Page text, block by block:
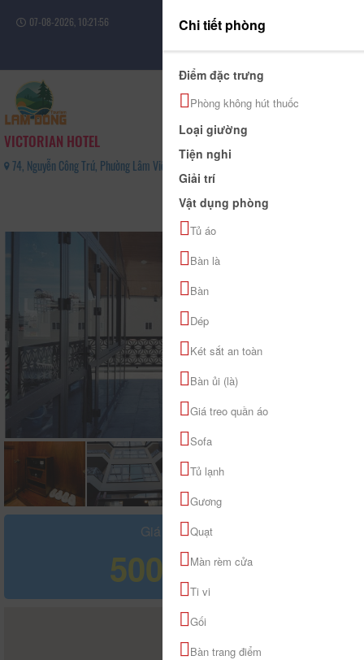
07-08-2026, 10:21:56
Đăng nhập
VICTORIAN HOTEL
74, Nguyễn Công Trứ, Phường Lâm Viên - Đà Lạt, Tỉnh Lâm Đồng - 0263 3605 605
(0 Đánh giá)
Giá tham khảo
500.000 đ
Chi tiết phòng
Điểm đặc trưng
Phòng không hút thuốc
Loại giường
Tiện nghi
Giải trí
Vật dụng phòng
Tủ áo
Bàn là
Bàn
Dép
Két sắt an toàn
Bàn ủi (là)
Giá treo quần áo
Sofa
Tủ lạnh
Gương
Quạt
Màn rèm cửa
Ti vi
Gối
Bàn trang điểm